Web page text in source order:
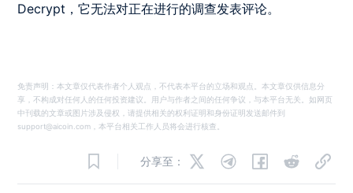
Decrypt，它无法对正在进行的调查发表评论。
免责声明：本文章仅代表作者个人观点，不代表本平台的立场和观点。本文章仅供信息分
享，不构成对任何人的任何投资建议。用户与作者之间的任何争议，与本平台无关。如网页
中刊载的文章或图片涉及侵权，请提供相关的权利证明和身份证明发送邮件到
support@aicoin.com，本平台相关工作人员将会进行核查。
分享至：